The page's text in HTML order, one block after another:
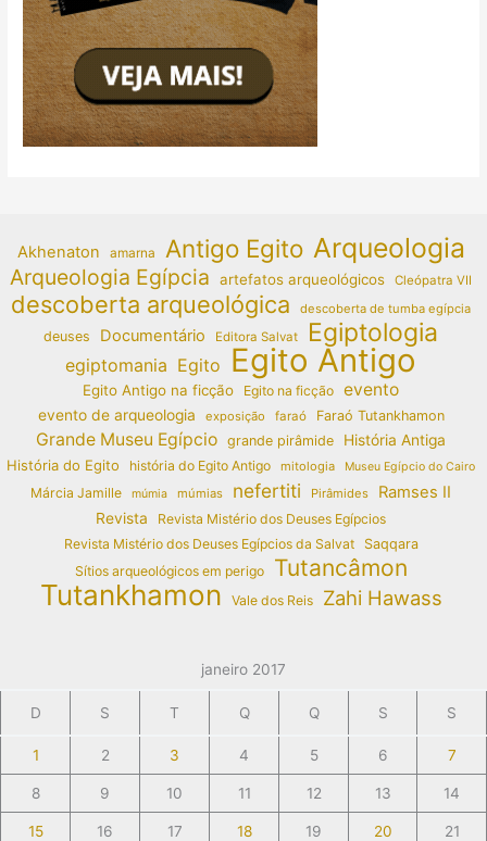
Akhenaton amarna Antigo Egito Arqueologia
Arqueologia Egípcia artefatos arqueológicos Cleópatra VII
descoberta arqueológica descoberta de tumba egípcia
deuses Documentário Editora Salvat Egiptologia
egiptomania Egito Egito Antigo
Egito Antigo na ficção Egito na ficção evento
evento de arqueologia exposição faraó Faraó Tutankhamon
Grande Museu Egípcio grande pirâmide
História Antiga
História do Egito
história do Egito Antigo mitologia Museu Egípcio do Cairo
Márcia Jamille múmia múmias nefertiti Pirâmides Ramses II
Revista
Revista Mistério dos Deuses Egípcios
Revista Mistério dos Deuses Egípcios da Salvat
Saqqara
Sítios arqueológicos em perigo
Tutancâmon
Tutankhamon Vale dos Reis Zahi Hawass
janeiro 2017
D S T Q Q S S
1 2 3 4 5 6 7
8 9 10 11 12 13 14
15 16 17 18 19 20 21